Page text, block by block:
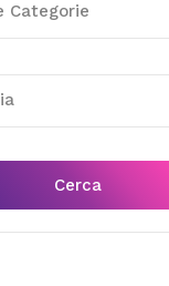
Categorie
Cerca